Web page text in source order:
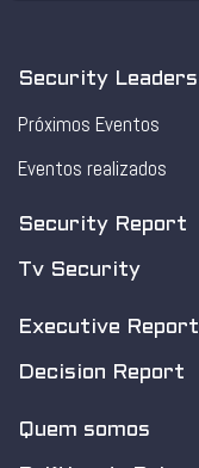
Security Leaders
Próximos Eventos
Eventos realizados
Security Report
Tv Security
Executive Report
Decision Report
Quem somos